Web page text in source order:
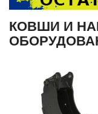
КОВШИ И